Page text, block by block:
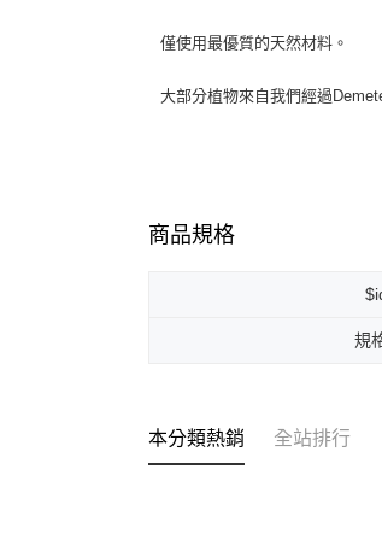
僅使用最優質的天然材料。
大部分植物來自我們經過
商品規格
規
本分類熱銷 全站排行